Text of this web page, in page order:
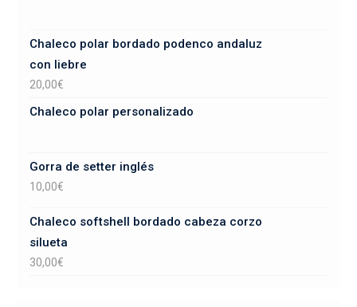
Chaleco polar bordado podenco andaluz
con liebre
20,00€
Chaleco polar personalizado
Gorra de setter inglés
10,00€
Chaleco softshell bordado cabeza corzo
silueta
30,00€